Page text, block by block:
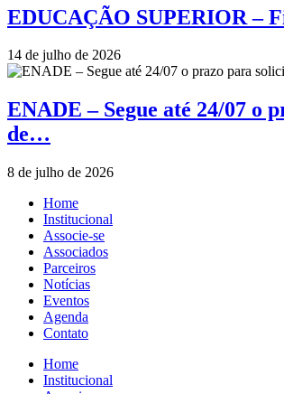
EDUCAÇÃO SUPERIOR –
14 de julho de 2026
ENADE – Segue até 24/07 o
de…
8 de julho de 2026
Home
Institucional
Associe-se
Associados
Parceiros
Notícias
Eventos
Agenda
Contato
Home
Institucional